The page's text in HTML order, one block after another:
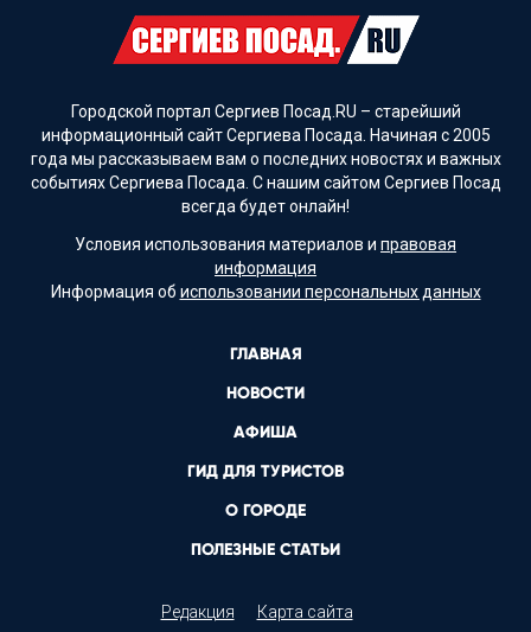
Городской портал Сергиев Посад.RU – старейший
информационный сайт Сергиева Посада. Начиная с 2005
года мы рассказываем вам о последних новостях и важных
событиях Сергиева Посада. С нашим сайтом Сергиев Посад
всегда будет онлайн!
Условия использования материалов и правовая
информация
Информация об использовании персональных данных
ГЛАВНАЯ
НОВОСТИ
АФИША
ГИД ДЛЯ ТУРИСТОВ
О ГОРОДЕ
ПОЛЕЗНЫЕ СТАТЬИ
Редакция Карта сайта